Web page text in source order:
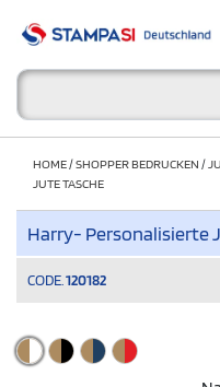
HOME/SHOPPER BEDRUCKEN /
JUTE TASCHE
Harry- Personalisierte
CODE. 120182